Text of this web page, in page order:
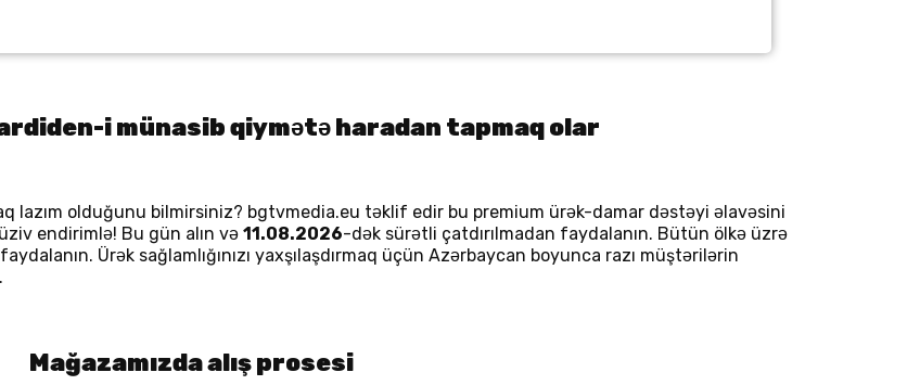
i münasib qiymətə haradan tapmaq olar
lazım olduğunu bilmirsiniz? bgtvmedia.eu təklif edir bu premium ürək-damar dəstəyi əlavəsini
endirimlə! Bu gün alın və 11.08.2026-dək sürətli çatdırılmadan faydalanın. Bütün ölkə üzrə
Ürək sağlamlığınızı yaxşılaşdırmaq üçün Azərbaycan boyunca razı müştərilərin
Mağazamızda alış prosesi